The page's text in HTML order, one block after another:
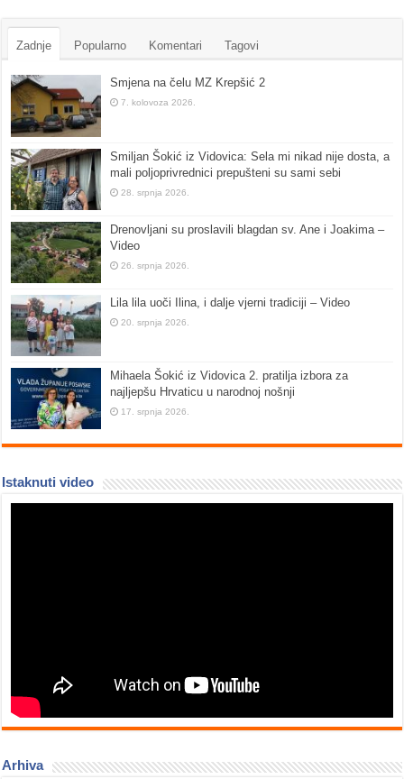
Zadnje Popularno Komentari Tagovi
Smjena na čelu MZ Krepšić 2
7. kolovoza 2026.
Smiljan Šokić iz Vidovica: Sela mi nikad nije dosta, a
mali poljoprivrednici prepušteni su sami sebi
28. srpnja 2026.
Drenovljani su proslavili blagdan sv. Ane i Joakima –
Video
26. srpnja 2026.
Lila lila uoči Ilina, i dalje vjerni tradiciji – Video
20. srpnja 2026.
Mihaela Šokić iz Vidovica 2. pratilja izbora za
najljepšu Hrvaticu u narodnoj nošnji
17. srpnja 2026.
Istaknuti video
Arhiva